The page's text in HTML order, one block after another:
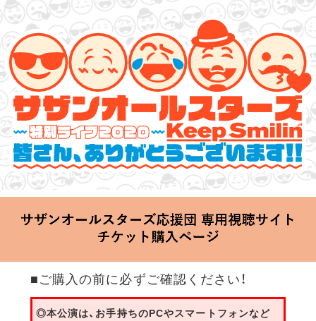
サザンオールスターズ 特別ライブ 2020
「Keep Smilin’～皆さん、ありがとうございます!!～」
2020.06.25 Thu 20:00 Start at 横浜アリーナ
■ご購入の前に必ずご確認ください！
◎本公演は、お手持ちのPCやスマートフォンなど